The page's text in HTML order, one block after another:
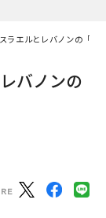
ラエルとレバノンの「10
バノンの